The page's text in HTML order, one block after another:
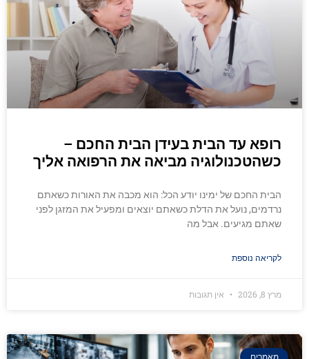
רופא עד הבית בעידן הבית החכם –
כשהטכנולוגיה מביאה את הרפואה אליך
הבית החכם של ימינו יודע הכל: הוא מכבה את האורות כשאתם
נרדמים, נועל את הדלת כשאתם יוצאים ומפעיל את המזגן לפני
שאתם מגיעים. אבל מה
לקריאה נוספת
מרץ 8, 2026 אין תגובות
מאמרים